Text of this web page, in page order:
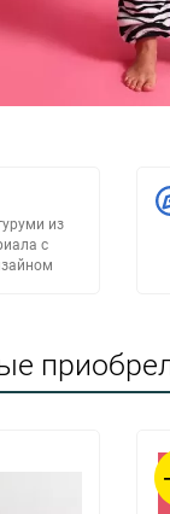
из
с